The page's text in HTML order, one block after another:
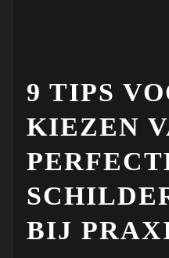
9 TIPS
KIEZEN
BIJ